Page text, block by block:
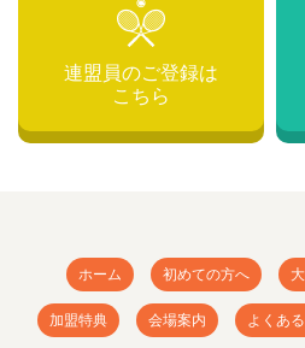
連盟員のご登録は
こちら
ホーム 初めての方へ
加盟特典 会場案内 よくあ